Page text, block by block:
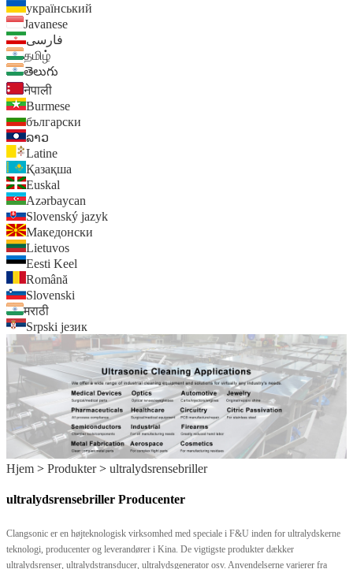
український
Javanese
فارسی
தமிழ்
తెలుగు
नेपाली
Burmese
български
ລາວ
Latine
Қазақша
Euskal
Azərbaycan
Slovenský jazyk
Македонски
Lietuvos
Eesti Keel
Română
Slovenski
मराठी
Srpski језик
Hjem > Produkter > ultralydsrensebriller
ultralydsrensebriller Producenter
Clangsonic er en højteknologisk virksomhed med speciale i F&U inden for ultralydskerne
teknologi, producenter og leverandører i Kina. De vigtigste produkter dækker
ultralydsrenser, ultralydstransducer, ultralydsgenerator osv. Anvendelserne varierer fra